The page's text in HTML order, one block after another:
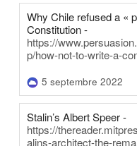
Why Chile refused a «
Constitution -
https://
p/how-not-to-write-a-
5 septembre 2022
Stalin’s Albert Speer -
https://
alins-architect-the-